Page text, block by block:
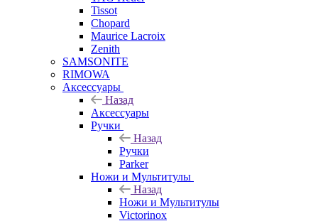
Tissot
Chopard
Maurice Lacroix
Zenith
SAMSONITE
RIMOWA
Аксессуары
Назад
Аксессуары
Ручки
Назад
Ручки
Parker
Ножи и Мультитулы
Назад
Ножи и Мультитулы
Victorinox